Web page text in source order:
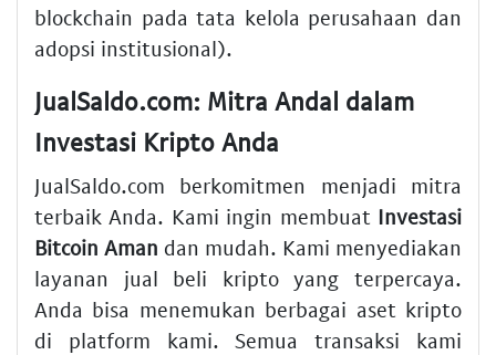
blockchain pada tata kelola perusahaan dan
adopsi institusional).
JualSaldo.com: Mitra Andal dalam
Investasi Kripto Anda
JualSaldo.com berkomitmen menjadi mitra
terbaik Anda. Kami ingin membuat Investasi
Bitcoin Aman dan mudah. Kami menyediakan
layanan jual beli kripto yang terpercaya.
Anda bisa menemukan berbagai aset kripto
di platform kami. Semua transaksi kami